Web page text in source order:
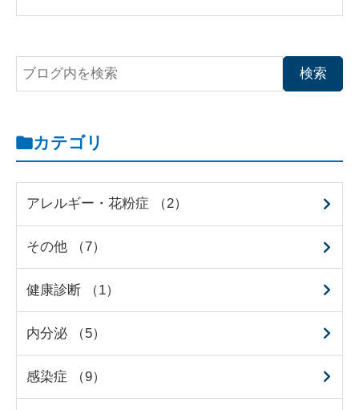
カテゴリ
アレルギー・花粉症 （2）
その他 （7）
健康診断 （1）
内分泌 （5）
感染症 （9）